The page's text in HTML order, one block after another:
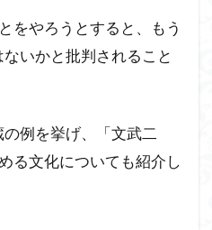
をやろうとすると、もう
いかと批判されること
例を挙げ、「文武二
る文化についても紹介し